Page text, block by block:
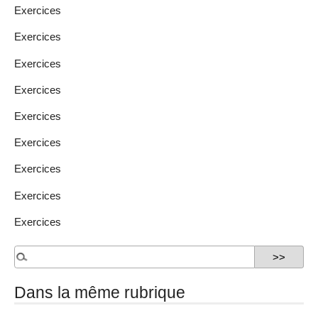
Exercices
Exercices
Exercices
Exercices
Exercices
Exercices
Exercices
Exercices
Exercices
Dans la même rubrique